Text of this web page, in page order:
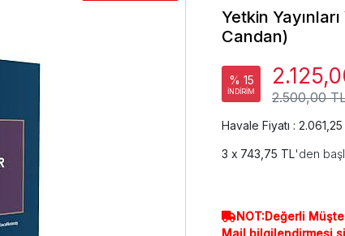
Yetkin
Candan)
% 15
İNDİRİM 2.500,00
Havale Fiyatı :
743,75 TL'den
NOT:Değerli
Mail bilgilendirmesi